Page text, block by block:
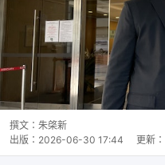
撰文： 朱棨新
出版： 2026-06-30 17:44 更新：